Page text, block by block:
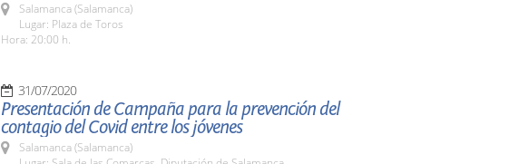
Salamanca (Salamanca)
Lugar: Plaza de Toros
Hora: 20:00 h.
31/07/2020
Presentación de Campaña para la prevención del
contagio del Covid entre los jóvenes
Salamanca (Salamanca)